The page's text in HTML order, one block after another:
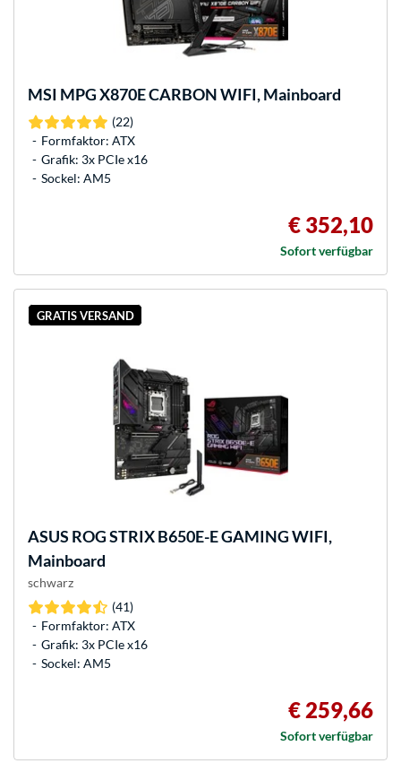
MSI MPG X870E CARBON WIFI, Mainboard
(22)
Formfaktor: ATX
Grafik: 3x PCIe x16
Sockel: AM5
€ 352,10
Sofort verfügbar
GRATIS VERSAND
ASUS ROG STRIX B650E-E GAMING WIFI,
Mainboard
schwarz
(41)
Formfaktor: ATX
Grafik: 3x PCIe x16
Sockel: AM5
€ 259,66
Sofort verfügbar